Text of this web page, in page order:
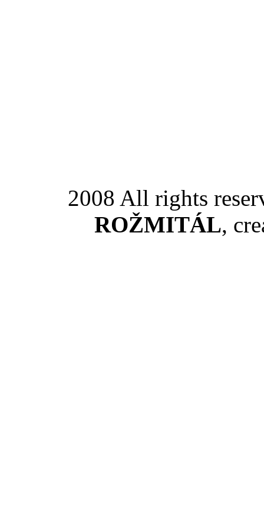
2008 All rights
ROŽMITÁL,